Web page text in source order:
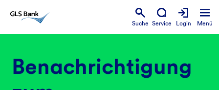
Suche Service Login Menü
Benachrichtigung